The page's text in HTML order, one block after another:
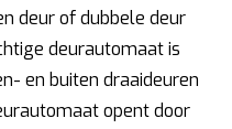
deur of dubbele deur
deurautomaat is
en buiten draaideuren
opent door